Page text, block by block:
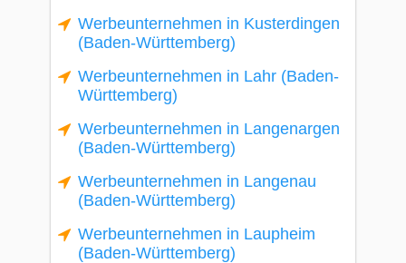
Werbeunternehmen in Kusterdingen
(Baden-Württemberg)
Werbeunternehmen in Lahr (Baden-
Württemberg)
Werbeunternehmen in Langenargen
(Baden-Württemberg)
Werbeunternehmen in Langenau
(Baden-Württemberg)
Werbeunternehmen in Laupheim
(Baden-Württemberg)